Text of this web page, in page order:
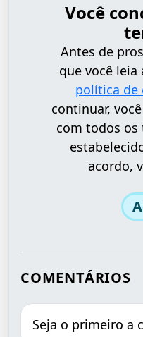
Você
Antes de
que você
política de
continuar,
com todos os
acordo,
COMENTÁRIOS
Seja o primeiro a